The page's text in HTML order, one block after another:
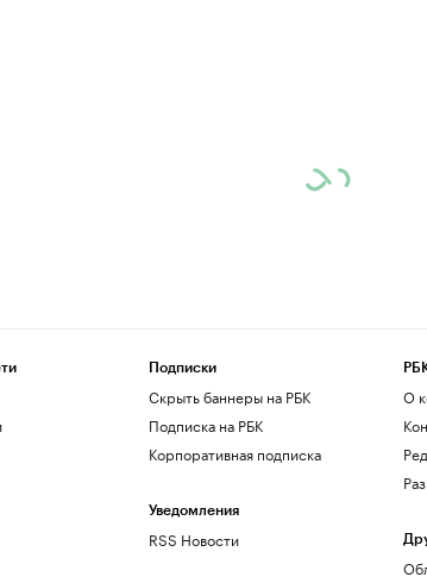
Подписки
Скрыть баннеры на РБК
Подписка на РБК
Корпоративная подписка
Уведомления
RSS Новости
О